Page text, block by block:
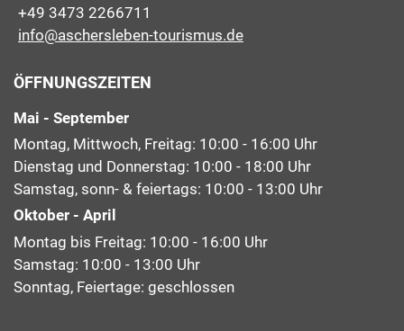
+49 3473 2266711
info@aschersleben-tourismus.de
ÖFFNUNGSZEITEN
Mai - September
Montag, Mittwoch, Freitag: 10:00 - 16:00 Uhr
Dienstag und Donnerstag: 10:00 - 18:00 Uhr
Samstag, sonn- & feiertags: 10:00 - 13:00 Uhr
Oktober - April
Montag bis Freitag: 10:00 - 16:00 Uhr
Samstag: 10:00 - 13:00 Uhr
Sonntag, Feiertage: geschlossen